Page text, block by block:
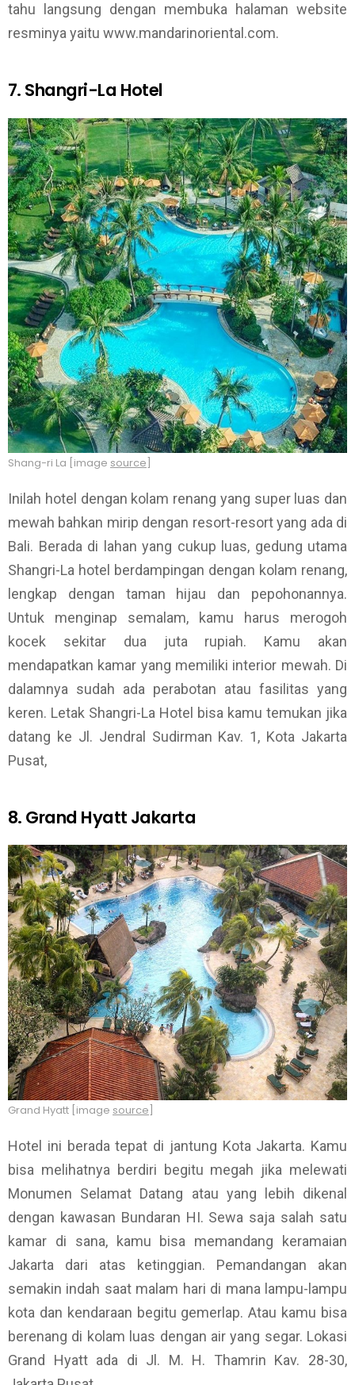
tahu langsung dengan membuka halaman website
resminya yaitu www.mandarinoriental.com.
7. Shangri-La Hotel
Shang-ri La [image source
Inilah hotel dengan kolam renang yang super luas dan
mewah bahkan mirip dengan resort-resort yang ada di
Bali. Berada di lahan yang cukup luas, gedung utama
Shangri-La hotel berdampingan dengan kolam renang,
lengkap dengan taman hijau dan pepohonannya.
Untuk menginap semalam, kamu harus merogoh
kocek sekitar dua juta rupiah. Kamu akan
mendapatkan kamar yang memiliki interior mewah. Di
dalamnya sudah ada perabotan atau fasilitas yang
keren. Letak Shangri-La Hotel bisa kamu temukan jika
datang ke Jl. Jendral Sudirman Kav. 1, Kota Jakarta
Pusat,
8. Grand Hyatt Jakarta
Grand Hyatt [image source]
Hotel ini berada tepat di jantung Kota Jakarta. Kamu
bisa melihatnya berdiri begitu megah jika melewati
Monumen Selamat Datang atau yang lebih dikenal
dengan kawasan Bundaran HI. Sewa saja salah satu
kamar di sana, kamu bisa memandang keramaian
Jakarta dari atas ketinggian. Pemandangan akan
semakin indah saat malam hari di mana lampu-lampu
kota dan kendaraan begitu gemerlap. Atau kamu bisa
berenang di kolam luas dengan air yang segar. Lokasi
Grand Hyatt ada di Jl. M. H. Thamrin Kav. 28-30,